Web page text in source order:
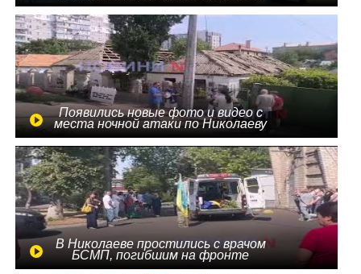
Появились новые фото и видео с
места ночной атаки по Николаеву
В Николаеве простились с врачом
БСМП, погибшим на фронте